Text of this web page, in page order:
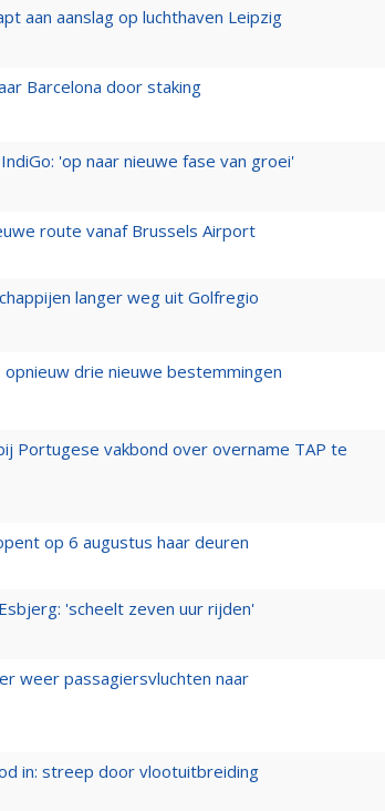
aan aanslag op luchthaven Leipzig
Barcelona door staking
'op naar nieuwe fase van groei'
route vanaf Brussels Airport
langer weg uit Golfregio
drie nieuwe bestemmingen
Portugese vakbond over overname TAP te
op 6 augustus haar deuren
'scheelt zeven uur rijden'
weer passagiersvluchten naar
in: streep door vlootuitbreiding